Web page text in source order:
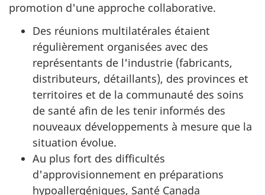
promotion d'une approche collaborative.
Des réunions multilatérales étaient
régulièrement organisées avec des
représentants de l'industrie (fabricants,
distributeurs, détaillants), des provinces et
territoires et de la communauté des soins
de santé afin de les tenir informés des
nouveaux développements à mesure que la
situation évolue.
Au plus fort des difficultés
d'approvisionnement en préparations
hypoallergéniques, Santé Canada